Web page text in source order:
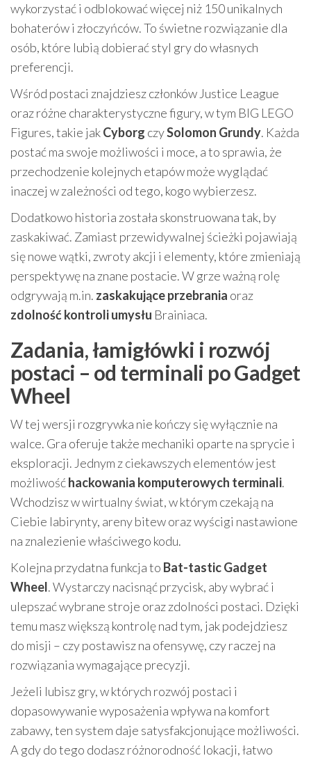
wykorzystać i odblokować więcej niż 150 unikalnych
bohaterów i złoczyńców. To świetne rozwiązanie dla
osób, które lubią dobierać styl gry do własnych
preferencji.
Wśród postaci znajdziesz członków Justice League
oraz różne charakterystyczne figury, w tym BIG LEGO
Figures, takie jakCyborg czySolomon Grundy. Każda
postać ma swoje możliwości i moce, a to sprawia, że
przechodzenie kolejnych etapów może wyglądać
inaczej w zależności od tego, kogo wybierzesz.
Dodatkowo historia została skonstruowana tak, by
zaskakiwać. Zamiast przewidywalnej ścieżki pojawiają
się nowe wątki, zwroty akcji i elementy, które zmieniają
perspektywę na znane postacie. W grze ważną rolę
odgrywają m.in. zaskakujące przebrania oraz
zdolność kontroli umysłu Brainiaca.
Zadania, łamigłówki i rozwój
postaci – od terminali po Gadget
Wheel
W tej wersji rozgrywka nie kończy się wyłącznie na
walce. Gra oferuje także mechaniki oparte na sprycie i
eksploracji. Jednym z ciekawszych elementów jest
możliwośćhackowania komputerowych terminali.
Wchodzisz w wirtualny świat, w którym czekają na
Ciebie labirynty, areny bitew oraz wyścigi nastawione
na znalezienie właściwego kodu.
Kolejna przydatna funkcja to Bat-tastic Gadget
Wheel. Wystarczy nacisnąć przycisk, aby wybrać i
ulepszać wybrane stroje oraz zdolności postaci. Dzięki
temu masz większą kontrolę nad tym, jak podejdziesz
do misji – czy postawisz na ofensywę, czy raczej na
rozwiązania wymagające precyzji.
Jeżeli lubisz gry, w których rozwój postaci i
dopasowywanie wyposażenia wpływa na komfort
zabawy, ten system daje satysfakcjonujące możliwości.
A gdy do tego dodasz różnorodność lokacji, łatwo